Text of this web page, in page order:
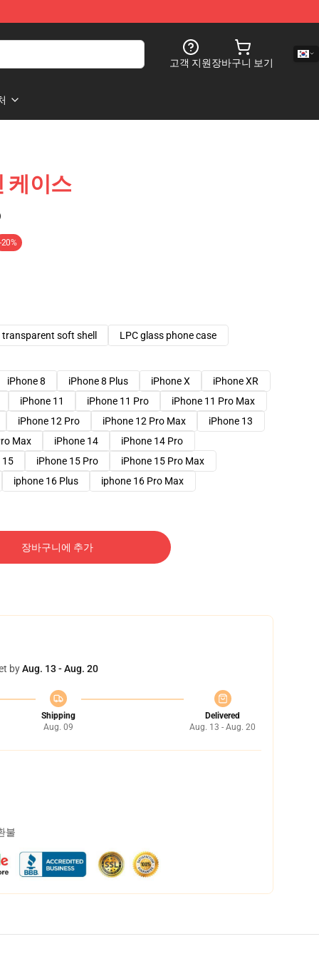
고객 지원장바구니 보기
케이스
-20%
transparent soft shell LPC glass phone case
iPhone 8 iPhone 8 Plus iPhone X
iPhone XR
iPhone 11
iPhone 11 Pro
iPhone 11 Pro Max
iPhone 12 Pro
iPhone 12 Pro Max
iPhone 13
Max
iPhone 14
iPhone 14 Pro
15
iPhone 15 Pro
iPhone 15 Pro Max
iphone 16 Plus
iphone 16 Pro Max
장바구니에 추가
byAug. 13 - Aug. 20
Shipping
Aug. 09
Delivered
Aug. 13 - Aug. 20
불